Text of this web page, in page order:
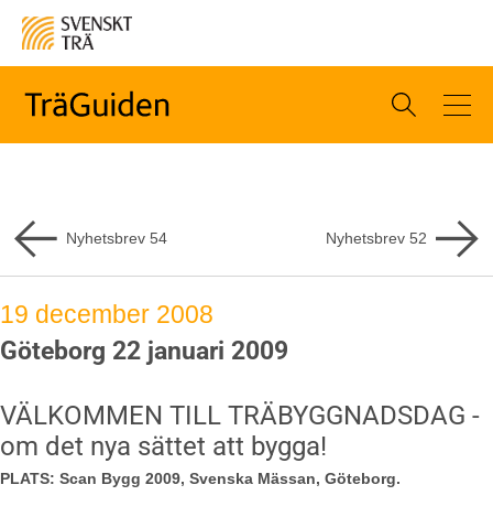
Nyhetsbrev 54 Nyhetsbrev 52
19 december 2008
Göteborg 22 januari 2009
VÄLKOMMEN TILL TRÄBYGGNADSDAG -
om det nya sättet att bygga!
PLATS: Scan Bygg 2009, Svenska Mässan, Göteborg.